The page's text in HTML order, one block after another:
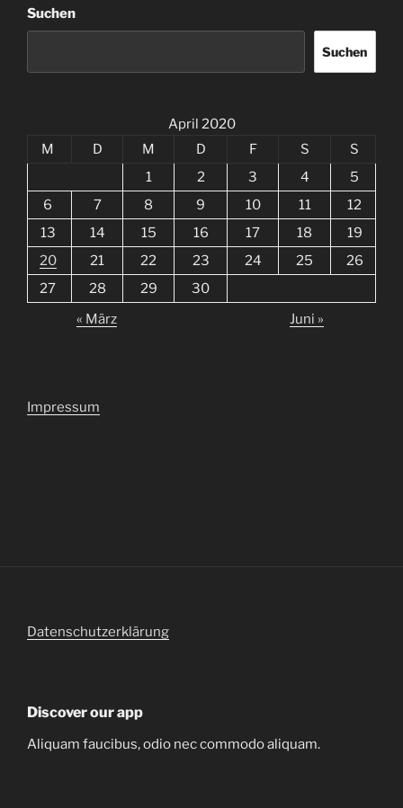
Suchen
Suchen
April 2020
M
D M D F S
S
1
2 3 4
5
6
7 8 9 10 11
12
13
14 15 16 17 18
19
20
21 22 23 24 25
26
27
28 29
30
« März
Juni »
Impressum
Datenschutzerklärung
Discover our app
Aliquam faucibus, odio nec commodo aliquam.